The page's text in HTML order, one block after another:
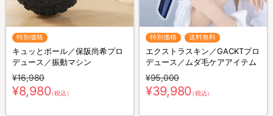
特別価格
キュッとボール／保阪尚希プロ
デュース／振動マシン
¥16,980
¥8,980（税込）
特別価格 送料無料
エクストラスキン／GACKTプロ
デュース／ムダ毛ケアアイテム
¥95,000
¥39,980（税込）